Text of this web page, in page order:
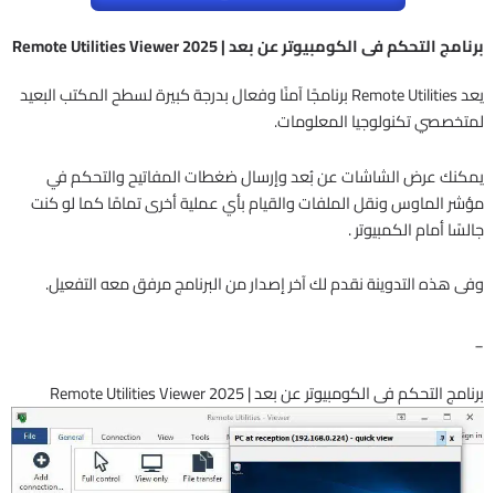
برنامج التحكم فى الكومبيوتر عن بعد | Remote Utilities Viewer 2025
يعد Remote Utilities برنامجًا آمنًا وفعال بدرجة كبيرة لسطح المكتب البعيد
لمتخصصي تكنولوجيا المعلومات.
يمكنك عرض الشاشات عن بُعد وإرسال ضغطات المفاتيح والتحكم في
مؤشر الماوس ونقل الملفات والقيام بأي عملية أخرى تمامًا كما لو كنت
جالسًا أمام الكمبيوتر .
وفى هذه التدوينة نقدم لك آخر إصدار من البرنامج مرفق معه التفعيل.
_
برنامج التحكم فى الكومبيوتر عن بعد | Remote Utilities Viewer 2025